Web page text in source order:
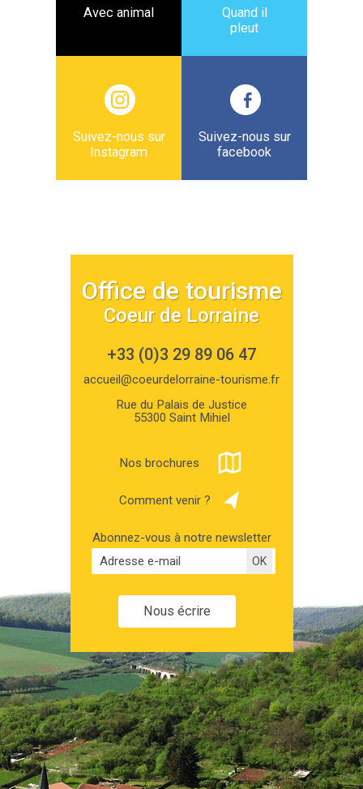
Avec animal
Quand il
pleut
Suivez-nous sur
Instagram
Suivez-nous sur
facebook
Office de tourisme
Coeur de Lorraine
+33 (0)3 29 89 06 47
accueil@coeurdelorraine-tourisme.fr
Rue du Palais de Justice
55300 Saint Mihiel
Nos brochures
Comment venir ?
Abonnez-vous à notre newsletter
Nous écrire